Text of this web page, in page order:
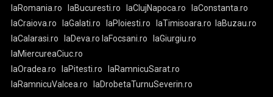
laRomania.ro laBucuresti.ro laClujNapoca.ro
laConstanta.ro
laCraiova.ro
laGalati.ro laPloiesti.ro laTimisoara.ro
laBuzau.ro
laCalarasi.ro
laDeva.ro laFocsani.ro
laGiurgiu.ro
laMiercureaCiuc.ro
laOradea.ro
laPitesti.ro
laRamnicuSarat.ro
laRamnicuValcea.ro
laDrobetaTurnuSeverin.ro